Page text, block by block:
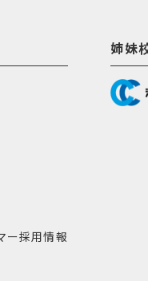
ー採用情報
姉妹